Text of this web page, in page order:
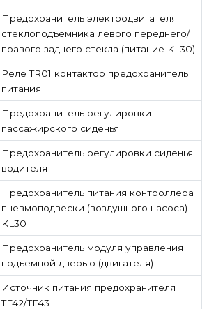
Предохранитель электродвигателя
стеклоподъемника левого переднего/
правого заднего стекла (питание KL30)
Реле TR01 контактор предохранитель
питания
Предохранитель регулировки
пассажирского сиденья
Предохранитель регулировки сиденья
водителя
Предохранитель питания контроллера
пневмоподвески (воздушного насоса)
KL30
Предохранитель модуля управления
подъемной дверью (двигателя)
Источник питания предохранителя
TF42/TF43